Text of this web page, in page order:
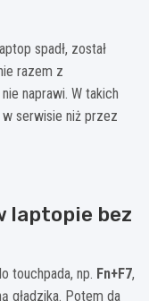
spadł, został
razem z
naprawi. W takich
serwisie niż przez
laptopie bez
touchpada, np. Fn+F7,
gładzika. Potem da